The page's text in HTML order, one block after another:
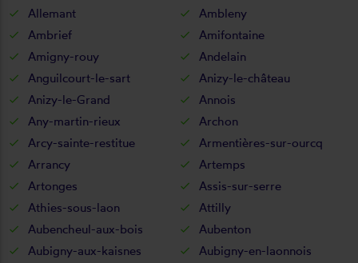
Allemant
Ambleny
Ambrief
Amifontaine
Amigny-rouy
Andelain
Anguilcourt-le-sart
Anizy-le-château
Anizy-le-Grand
Annois
Any-martin-rieux
Archon
Arcy-sainte-restitue
Armentières-sur-ourcq
Arrancy
Artemps
Artonges
Assis-sur-serre
Athies-sous-laon
Attilly
Aubencheul-aux-bois
Aubenton
Aubigny-aux-kaisnes
Aubigny-en-laonnois